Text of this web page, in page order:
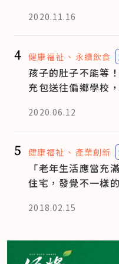
2020.11.16
4 健康福祉 永續飲食
孩子的肚子不能等
充包送往偏鄉學校
2020.06.12
5 健康福祉 產業創新
「老年生活應當充
住宅，發覺不一樣
2018.02.15